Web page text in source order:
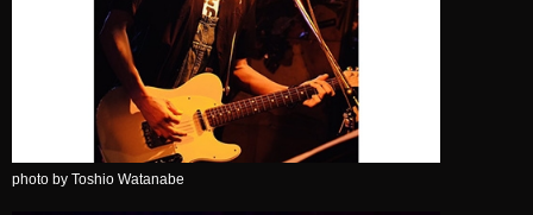
photo by Toshio Watanabe